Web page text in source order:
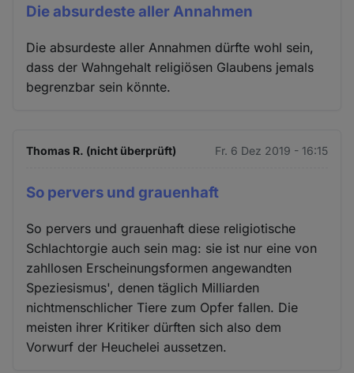
Die absurdeste aller Annahmen
Die absurdeste aller Annahmen dürfte wohl sein,
dass der Wahngehalt religiösen Glaubens jemals
begrenzbar sein könnte.
Thomas R. (nicht überprüft) Fr. 6 Dez 2019 - 16:15
So pervers und grauenhaft
So pervers und grauenhaft diese religiotische
Schlachtorgie auch sein mag: sie ist nur eine von
zahllosen Erscheinungsformen angewandten
Speziesismus', denen täglich Milliarden
nichtmenschlicher Tiere zum Opfer fallen. Die
meisten ihrer Kritiker dürften sich also dem
Vorwurf der Heuchelei aussetzen.